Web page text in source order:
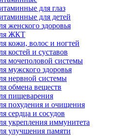
для глаз
для детей
женского здоровья
ЖКТ
кожи, волос и ногтей
костей и суставов
мочеполовой системы
мужского здоровья
нервной системы
обмена веществ
пищеварения
похудения и очищения
сердца и сосудов
укрепления иммунитета
улучшения памяти